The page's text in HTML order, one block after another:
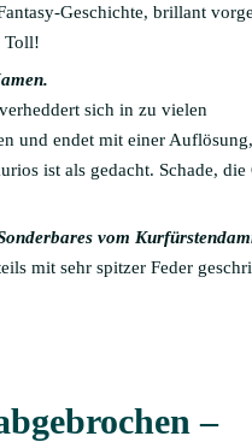
Geschichte, brillant
Toll!
sich in zu vielen
und endet mit einer
ist als gedacht. Schade, die
vom
mit sehr spitzer Feder
–